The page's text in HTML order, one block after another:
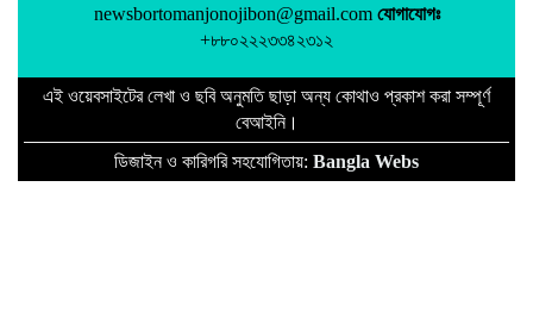
newsbortomanjonojibon@gmail.com যোগাযোগঃ
+৮৮০২২২৩৩৪২৩১২
এই ওয়েবসাইটের লেখা ও ছবি অনুমতি ছাড়া অন্য কোথাও প্রকাশ করা সম্পূর্ণ
বেআইনি।
ডিজাইন ও কারিগরি সহযোগিতায়: Bangla Webs